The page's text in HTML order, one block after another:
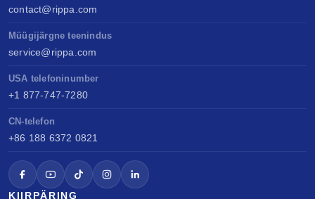
contact@rippa.com
Müügijärgne teenindus
service@rippa.com
USA telefoninumber
+1 877-747-7280
CN-telefon
+86 188 6372 0821
KIIRPÄRING